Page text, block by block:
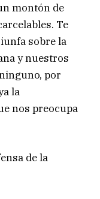
montón de
Te
sobre la
y nuestros
por
la
nos preocupa
de la